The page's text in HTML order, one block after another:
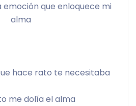
emoción que enloquece mi
alma
hace rato te necesitaba
me dolía el alma